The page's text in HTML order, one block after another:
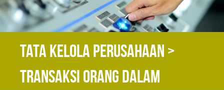
Tata kelola perusahaan >
Transaksi Orang Dalam